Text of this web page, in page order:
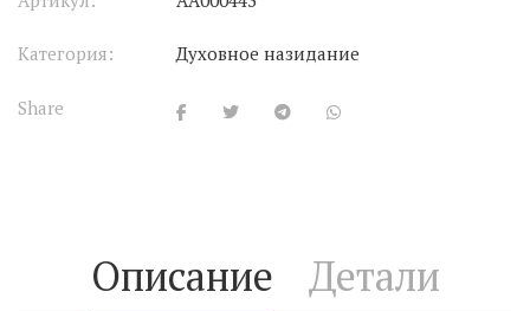
Категория: Духовное назидание
Share
Описание Детали